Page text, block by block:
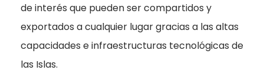
de interés que pueden ser compartidos y
exportados a cualquier lugar gracias a las altas
capacidades e infraestructuras tecnológicas de
las Islas.